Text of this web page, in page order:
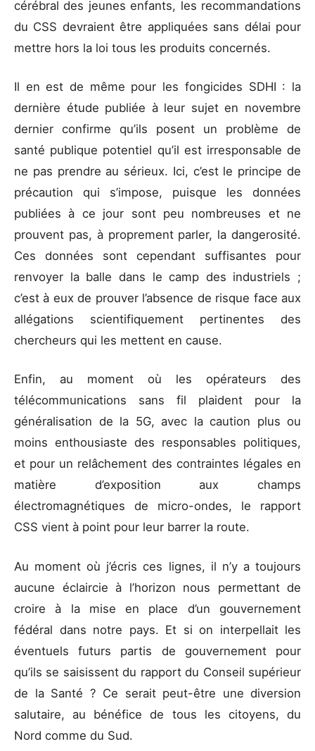
cérébral des jeunes enfants, les recommandations
du CSS devraient être appliquées sans délai pour
mettre hors la loi tous les produits concernés.
Il en est de même pour les fongicides SDHI : la
dernière étude publiée à leur sujet en novembre
dernier confirme qu’ils posent un problème de
santé publique potentiel qu’il est irresponsable de
ne pas prendre au sérieux. Ici, c’est le principe de
précaution qui s’impose, puisque les données
publiées à ce jour sont peu nombreuses et ne
prouvent pas, à proprement parler, la dangerosité.
Ces données sont cependant suffisantes pour
renvoyer la balle dans le camp des industriels ;
c’est à eux de prouver l’absence de risque face aux
allégations scientifiquement pertinentes des
chercheurs qui les mettent en cause.
Enfin, au moment où les opérateurs des
télécommunications sans fil plaident pour la
généralisation de la 5G, avec la caution plus ou
moins enthousiaste des responsables politiques,
et pour un relâchement des contraintes légales en
matière d’exposition aux champs
électromagnétiques de micro-ondes, le rapport
CSS vient à point pour leur barrer la route.
Au moment où j’écris ces lignes, il n’y a toujours
aucune éclaircie à l’horizon nous permettant de
croire à la mise en place d’un gouvernement
fédéral dans notre pays. Et si on interpellait les
éventuels futurs partis de gouvernement pour
qu’ils se saisissent du rapport du Conseil supérieur
de la Santé ? Ce serait peut-être une diversion
salutaire, au bénéfice de tous les citoyens, du
Nord comme du Sud.